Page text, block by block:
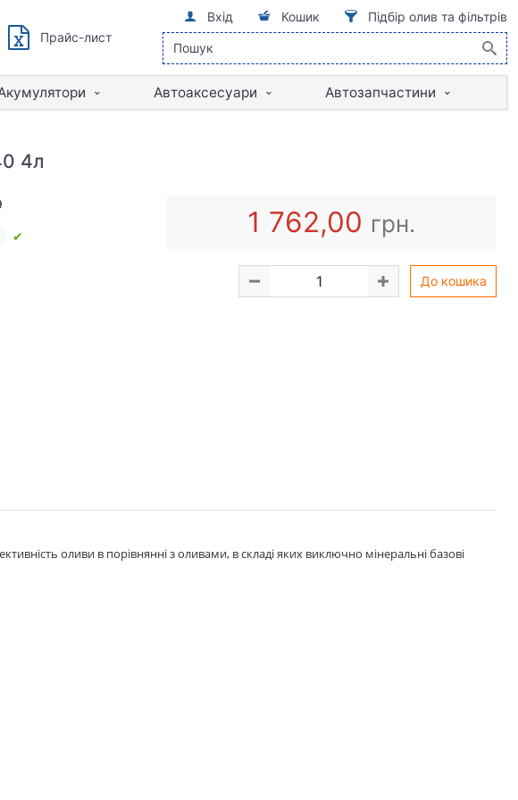
Прайс-лист
Вхід Кошик Підбір олив та фільтрів
Автоаксесуари Автозапчастини
4л
✔ 1 762,00 грн.
До кошика
оливи в порівнянні з оливами, в складі яких виключно мінеральні базові